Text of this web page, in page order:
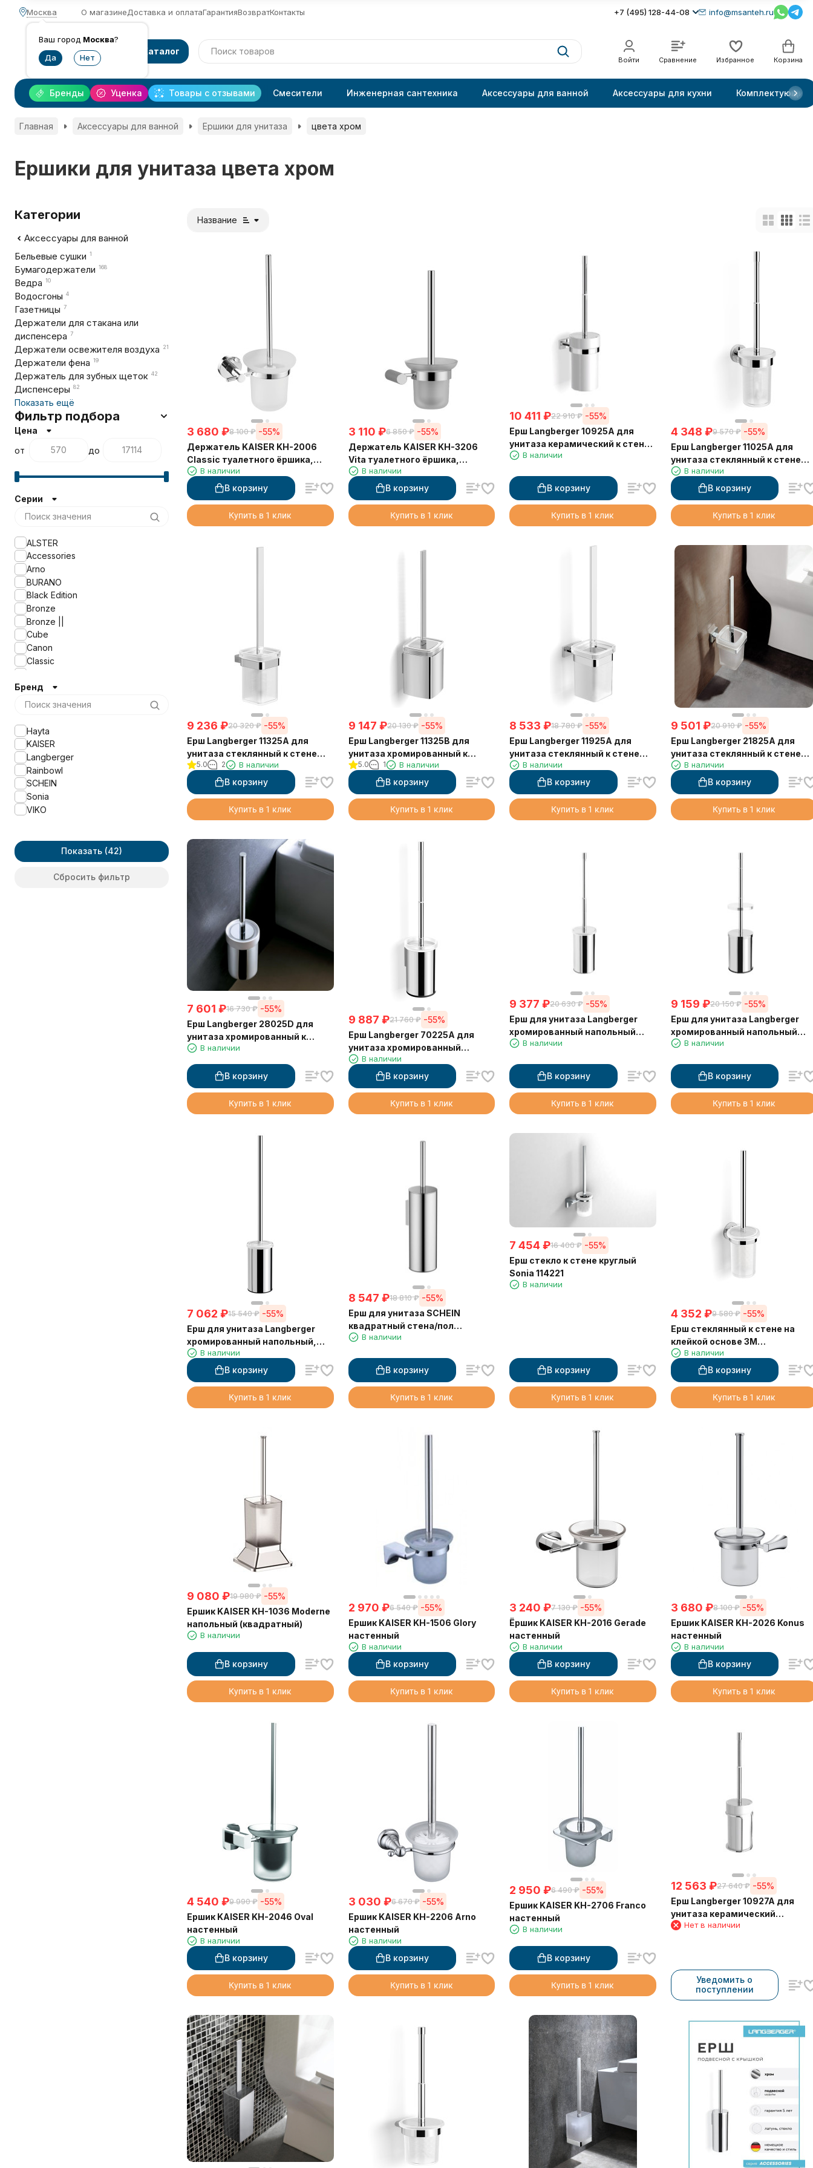
Москва
Ваш город Москва?
О магазинеДоставка и оплатаГарантияВозвратКонтакты +7 (495) 128-44-08 info@msanteh.ru
Каталог
Войти Сравнение Избранное Корзина
Уценка Товары с отзывами
Бренды Смесители Инженерная сантехника Аксессуары для ванной Аксессуары для кухни Комплектующие
Главная Аксессуары для ванной Ершики для унитаза цвета хром
Ершики для унитаза цвета хром
Название
3 680 ₽8 100 ₽ -55%
Держатель KAISER KH-2006
Classic туалетного ёршика,
настенный
В наличии
В корзину
Купить в 1 клик
3 110 ₽6 850 ₽ -55%
Держатель KAISER KH-3206
Vita туалетного ёршика,
настенный
В наличии
В корзину
Купить в 1 клик
10 411 ₽22 910 ₽ -55%
Ерш Langberger 10925A для
унитаза керамический к стене
круглый
В наличии
В корзину
Купить в 1 клик
4 348 ₽9 570 ₽ -55%
Ерш Langberger 11025A для
унитаза стеклянный к стене
круглый
В наличии
В корзину
Купить в 1 клик
9 236 ₽20 320 ₽ -55%
Ерш Langberger 11325A для
унитаза стеклянный к стене
квадратный
5.0 2 В наличии
В корзину
Купить в 1 клик
9 147 ₽20 130 ₽ -55%
Ерш Langberger 11325B для
унитаза хромированный к
стене квадратный с крышкой
5.0 1 В наличии
В корзину
Купить в 1 клик
8 533 ₽18 780 ₽ -55%
Ерш Langberger 11925A для
унитаза стеклянный к стене
квадратный
В наличии
В корзину
Купить в 1 клик
9 501 ₽20 910 ₽ -55%
Ерш Langberger 21825A для
унитаза стеклянный к стене
квадратный
В наличии
В корзину
Купить в 1 клик
7 601 ₽16 730 ₽ -55%
Ерш Langberger 28025D для
унитаза хромированный к
стенеВ наличии
В корзину
Купить в 1 клик
9 887 ₽21 760 ₽ -55%
Ерш Langberger 70225A для
унитаза хромированный
квадратный к стене
В наличии
В корзину
Купить в 1 клик
9 377 ₽20 630 ₽ -55%
Ерш для унитаза Langberger
хромированный напольный
23027B
В наличии
В корзину
Купить в 1 клик
9 159 ₽20 150 ₽ -55%
Ерш для унитаза Langberger
хромированный напольный
малый 70171
В наличии
В корзину
Купить в 1 клик
7 062 ₽15 540 ₽ -55%
Ерш для унитаза Langberger
хромированный напольный,
палка 56 см 23027A
В наличии
В корзину
Купить в 1 клик
8 547 ₽18 810 ₽ -55%
Ерш для унитаза SCHEIN
квадратный стена/пол
хромированный (9364CH)
В наличии
В корзину
Купить в 1 клик
7 454 ₽16 400 ₽ -55%
Ерш стекло к стене круглый
Sonia 114221
В наличии
В корзину
Купить в 1 клик
4 352 ₽9 580 ₽ -55%
Ерш стеклянный к стене на
клейкой основе 3М
LANGBERGER 30825A
В наличии
В корзину
Купить в 1 клик
9 080 ₽19 980 ₽ -55%
Ершик KAISER KH-1036 Moderne
напольный (квадратный)
В наличии
В корзину
Купить в 1 клик
2 970 ₽6 540 ₽ -55%
Ершик KAISER KH-1506 Glory
настенный
В наличии
В корзину
Купить в 1 клик
3 240 ₽7 130 ₽ -55%
Ёршик KAISER KH-2016 Gerade
настенный
В наличии
В корзину
Купить в 1 клик
3 680 ₽8 100 ₽ -55%
Ершик KAISER KH-2026 Konus
настенный
В наличии
В корзину
Купить в 1 клик
4 540 ₽9 990 ₽ -55%
Ершик KAISER KH-2046 Oval
настенный
В наличии
В корзину
Купить в 1 клик
3 030 ₽6 670 ₽ -55%
Ершик KAISER KH-2206 Arno
настенный
В наличии
В корзину
Купить в 1 клик
2 950 ₽6 490 ₽ -55%
Ершик KAISER KH-2706 Franco
настенный
В наличии
В корзину
Купить в 1 клик
12 563 ₽27 640 ₽ -55%
Ерш Langberger 10927A для
унитаза керамический
напольный круглый
Нет в наличии
Уведомить о
поступлении
Категории
Аксессуары для ванной
Бельевые сушки 1
Бумагодержатели 168
Ведра 10
Водосгоны 4
Газетницы 7
Держатели для стакана или
диспенсера 7
Держатели освежителя воздуха 21
Держатели фена 19
Держатель для зубных щеток 42
Диспенсеры 82
Показать ещё
Фильтр подбора
Цена
от
до
Серии
ALSTER
Accessories
Arno
BURANO
Black Edition
Bronze
Bronze ||
Cube
Canon
Classic
ELITE
FORA
GABRIEL ANTIC BRASS
GABRIEL ANTIC BRONZE
GABRIEL ANTIC GOLD
Gerade
Glory
HOME
KAHLO
LEDRO
Lugano
Бренд
Hayta
KAISER
Langberger
Rainbowl
SCHEIN
Sonia
VIKO
Показать
Сбросить фильтр